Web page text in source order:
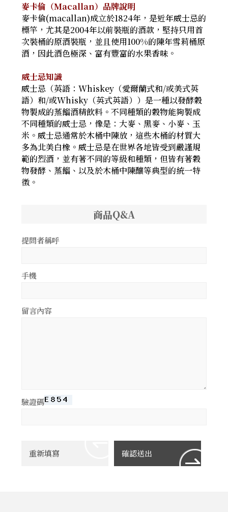
麥卡倫（Macallan）品牌說明
麥卡倫(macallan)成立於1824年，是近年威士忌的
標竿，尤其是2004年以前裝瓶的酒款，堅持只用首
次裝桶的原酒裝瓶，並且使用100%的陳年雪莉桶原
酒，因此酒色極深、富有豐富的水果香味。
威士忌知識
威士忌（英語：Whiskey（愛爾蘭式和/或美式英
語）和/或Whisky（英式英語））是一種以發酵穀
物製成的蒸餾酒精飲料。不同種類的穀物能夠製成
不同種類的威士忌，像是：大麥、黑麥、小麥、玉
米。威士忌通常於木桶中陳放，這些木桶的材質大
多為北美白橡。威士忌是在世界各地皆受到嚴謹規
範的烈酒，並有著不同的等級和種類，但皆有著穀
物發酵、蒸餾、以及於木桶中陳釀等典型的統一特
徵。
商品Q&A
提問者稱呼
手機
留言內容
驗證碼